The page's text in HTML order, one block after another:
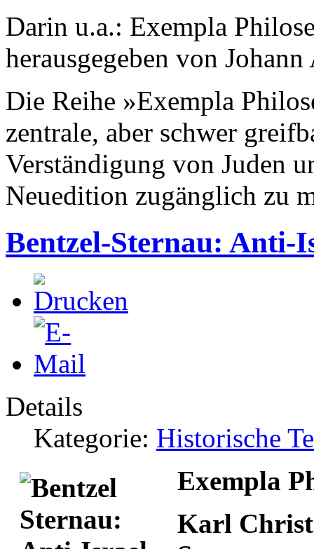
Darin u.a.: Exempla
herausgegeben von
Die Reihe »Exempla
zentrale, aber schwer
Verständigung von Juden
Neuedition zugänglich zu
Bentzel-Sternau: Anti-
Details
Kategorie: Historische
Exempla
Karl